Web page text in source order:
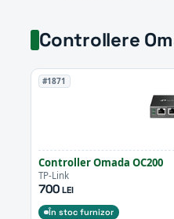
Controllere
#1871
Controller Omada OC200
TP-Link
700LEI
În stoc furnizor